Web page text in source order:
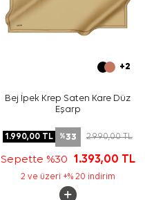
+2
Bej İpek Krep Saten Kare Düz
Eşarp
1.990,00 TL %33 2.990,00TL
Sepette %30 1.393,00 TL
2 ve üzeri +% 20 indirim